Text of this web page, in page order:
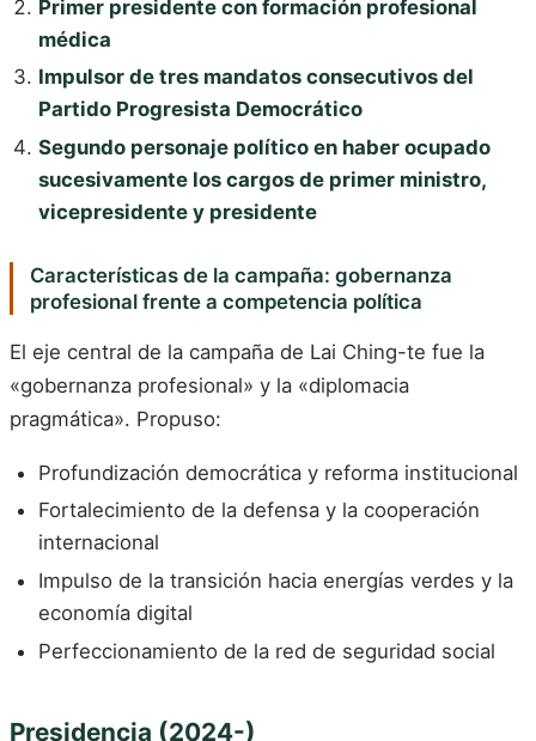
Primer presidente con formación profesional
médica
Impulsor de tres mandatos consecutivos del
Partido Progresista Democrático
Segundo personaje político en haber ocupado
sucesivamente los cargos de primer ministro,
vicepresidente y presidente
Características de la campaña: gobernanza
profesional frente a competencia política
El eje central de la campaña de Lai Ching-te fue la
«gobernanza profesional» y la «diplomacia
pragmática». Propuso:
Profundización democrática y reforma institucional
Fortalecimiento de la defensa y la cooperación
internacional
Impulso de la transición hacia energías verdes y la
economía digital
Perfeccionamiento de la red de seguridad social
Presidencia (2024-)